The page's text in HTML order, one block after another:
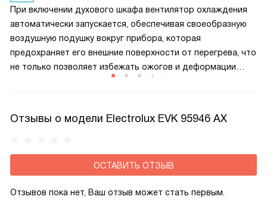
При включении духового шкафа вентилятор охлаждения
автоматически запускается, обеспечивая своеобразную
воздушную подушку вокруг прибора, которая
предохраняет его внешние поверхности от перегрева, что
не только позволяет избежать ожогов и деформации
Отзывы о модели Electrolux EVK 95946 AX
ОСТАВИТЬ ОТЗЫВ
Отзывов пока нет, Ваш отзыв может стать первым.